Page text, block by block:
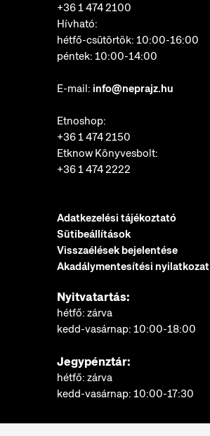
+36 1 474 2100
Hívható:
hétfő-csütörtök: 10:00-16:00
péntek: 10:00-14:00
E-mail: info@neprajz.hu
Etnoshop:
+36 1 474 2150
Etknow Könyvesbolt:
+36 1 474 2222
Adatkezelési tájékoztató
Sütibeállítások
Visszaélések bejelentése
Akadálymentesítési nyilatkozat
Nyitvatartás:
hétfő: zárva
kedd-vasárnap: 10:00-18:00
Jegypénztár:
hétfő: zárva
kedd-vasárnap: 10:00-17:30